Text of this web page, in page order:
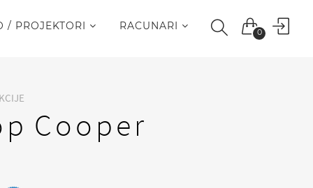
0
/ PROJEKTORI RACUNARI
Cooper